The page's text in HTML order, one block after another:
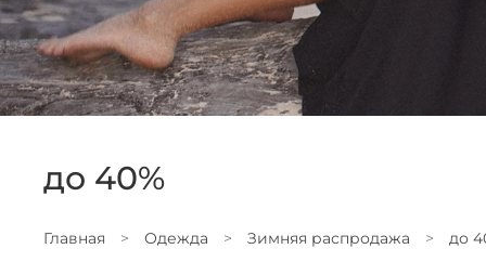
до 40%
Главная Одежда Зимняя распродажа до